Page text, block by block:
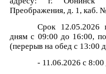
Преображения, д. 1, каб.
Срок 12.05.2026
дням с 09:00 до 16:00,
(перерыв на обед с 13:00
- 11.06.2026 с